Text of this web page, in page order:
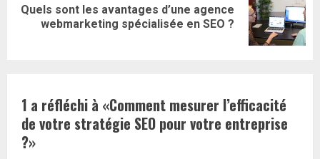
Article
suivant:
Quels sont les avantages d’une agence
webmarketing spécialisée en SEO ?
1 a réfléchi à «Comment mesurer l’efficacité
de votre stratégie SEO pour votre entreprise
?»